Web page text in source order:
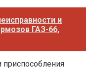
и
ГАЗ-66,